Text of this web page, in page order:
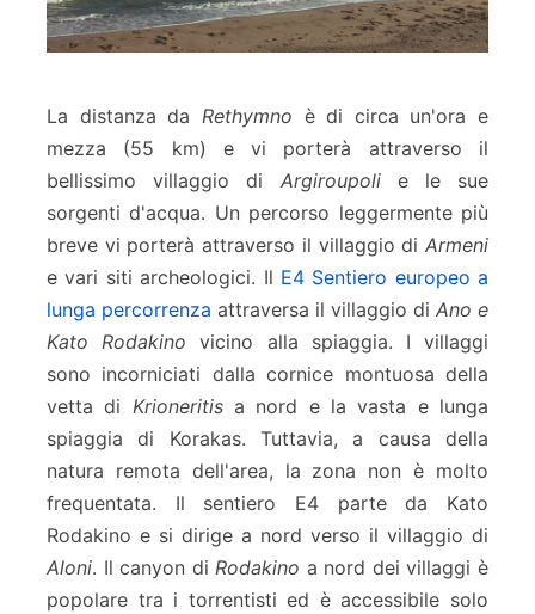
La distanza da Rethymno è di circa un'ora e
mezza (55 km) e vi porterà attraverso il
bellissimo villaggio di Argiroupolie le sue
sorgenti d'acqua. Un percorso leggermente più
breve vi porterà attraverso il villaggio di Armeni
e vari siti archeologici. Il E4 Sentiero europeo a
lunga percorrenza attraversa il villaggio di Ano e
Kato Rodakino vicino alla spiaggia. I villaggi
sono incorniciati dalla cornice montuosa della
vetta di Krioneritisa nord e la vasta e lunga
spiaggia di Korakas. Tuttavia, a causa della
natura remota dell'area, la zona non è molto
frequentata. Il sentiero E4 parte da Kato
Rodakino e si dirige a nord verso il villaggio di
Aloni. Il canyon diRodakino a nord dei villaggi è
popolare tra i torrentisti ed è accessibile solo